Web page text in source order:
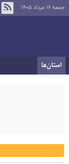
جمعه ۱۶ مرداد ۱۴۰۵
استان‌ها